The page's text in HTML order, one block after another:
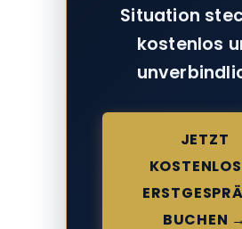
Situation
kostenlos
JETZT
BUCHEN →